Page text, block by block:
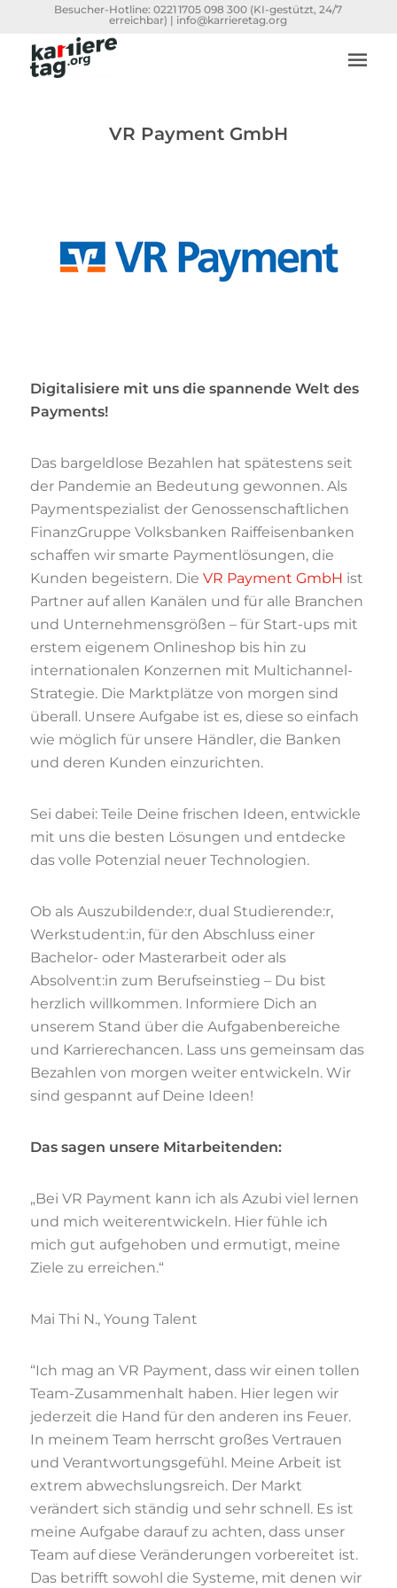
Besucher-Hotline:0221 1705 098 300 (KI-gestützt, 24/7
erreichbar) | info@karrieretag.org
VR Payment GmbH
Digitalisiere mit uns die spannende Welt des
Payments!
Das bargeldlose Bezahlen hat spätestens seit
der Pandemie an Bedeutung gewonnen. Als
Paymentspezialist der Genossenschaftlichen
FinanzGruppe Volksbanken Raiffeisenbanken
schaffen wir smarte Paymentlösungen, die
Kunden begeistern. Die VR Payment GmbH ist
Partner auf allen Kanälen und für alle Branchen
und Unternehmensgrößen – für Start-ups mit
erstem eigenem Onlineshop bis hin zu
internationalen Konzernen mit Multichannel-
Strategie. Die Marktplätze von morgen sind
überall. Unsere Aufgabe ist es, diese so einfach
wie möglich für unsere Händler, die Banken
und deren Kunden einzurichten.
Sei dabei: Teile Deine frischen Ideen, entwickle
mit uns die besten Lösungen und entdecke
das volle Potenzial neuer Technologien.
Ob als Auszubildende:r, dual Studierende:r,
Werkstudent:in, für den Abschluss einer
Bachelor- oder Masterarbeit oder als
Absolvent:in zum Berufseinstieg – Du bist
herzlich willkommen. Informiere Dich an
unserem Stand über die Aufgabenbereiche
und Karrierechancen. Lass uns gemeinsam das
Bezahlen von morgen weiter entwickeln. Wir
sind gespannt auf Deine Ideen!
Das sagen unsere Mitarbeitenden:
„Bei VR Payment kann ich als Azubi viel lernen
und mich weiterentwickeln. Hier fühle ich
mich gut aufgehoben und ermutigt, meine
Ziele zu erreichen.“
Mai Thi N., Young Talent
“Ich mag an VR Payment, dass wir einen tollen
Team-Zusammenhalt haben. Hier legen wir
jederzeit die Hand für den anderen ins Feuer.
In meinem Team herrscht großes Vertrauen
und Verantwortungsgefühl. Meine Arbeit ist
extrem abwechslungsreich. Der Markt
verändert sich ständig und sehr schnell. Es ist
meine Aufgabe darauf zu achten, dass unser
Team auf diese Veränderungen vorbereitet ist.
Das betrifft sowohl die Systeme, mit denen wir